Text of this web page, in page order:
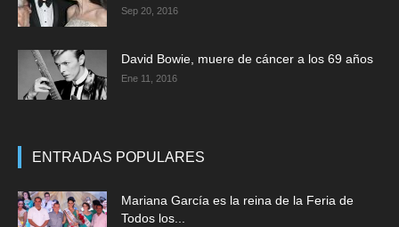
Sep 20, 2016
David Bowie, muere de cáncer a los 69 años
Ene 11, 2016
ENTRADAS POPULARES
Mariana García es la reina de la Feria de
Todos los...